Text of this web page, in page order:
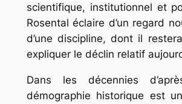
scientifique, institutionnel et
Rosental éclaire d’un regard
d’une discipline, dont il
expliquer le déclin relatif
Dans les décennies
démographie historique est